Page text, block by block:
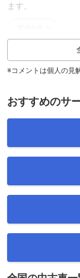
ます。
※コメントは個人の見
おすすめのサ